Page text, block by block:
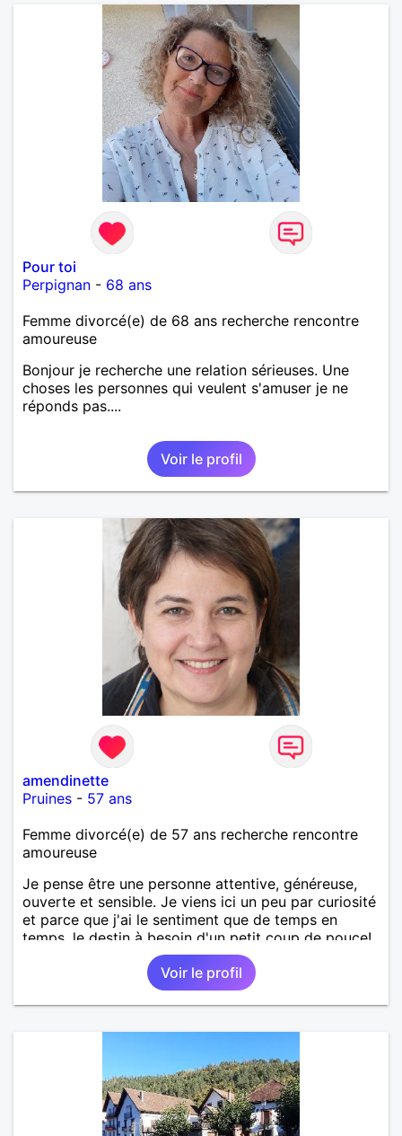
Pour toi
Perpignan - 68 ans
Femme divorcé(e) de 68 ans recherche rencontre
amoureuse
Bonjour je recherche une relation sérieuses. Une
choses les personnes qui veulent s'amuser je ne
réponds pas....
Voir le profil
amendinette
Pruines - 57 ans
Femme divorcé(e) de 57 ans recherche rencontre
amoureuse
Je pense être une personne attentive, généreuse,
ouverte et sensible. Je viens ici un peu par curiosité
et parce que j'ai le sentiment que de temps en
temps, le destin à besoin d'un petit coup de pouce!
Voir le profil